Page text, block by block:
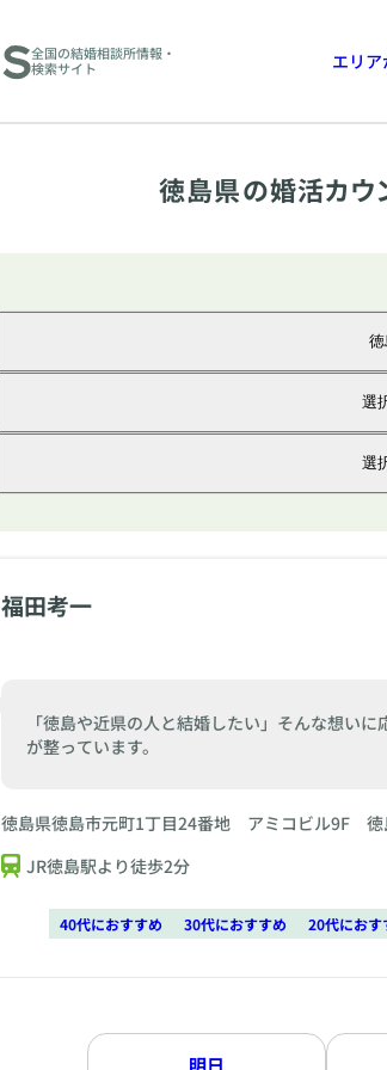
全国の結婚相談所情報・
検索サイト
エリ
徳島県の婚活カウ
選
選
福田考一
「徳島や近県の人と結婚したい」そんな想い
が整っています。
徳島県徳島市元町1丁目24番地 アミコビル9F 徳
JR徳島駅より徒歩2分
40代におすすめ 30代におすすめ 20代におす
明日